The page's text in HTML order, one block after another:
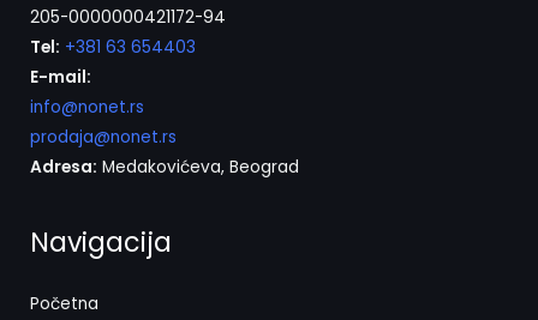
205-0000000421172-94
Tel: +381 63 654403
E-mail:
info@nonet.rs
prodaja@nonet.rs
Adresa: Medakovićeva, Beograd
Navigacija
Početna